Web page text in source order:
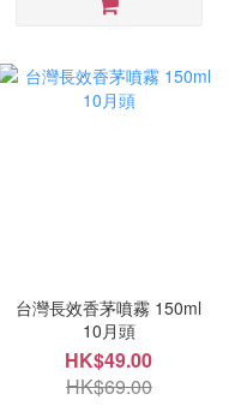
台灣長效香茅噴霧 150ml
10月頭
HK$49.00
HK$69.00